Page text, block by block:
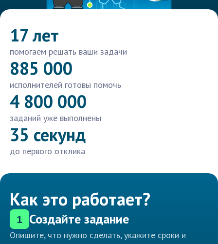
17 лет
помогаем решать ваши задачи
885 000
исполнителей готовы помочь
4 800 000
заданий уже выполнены
35 секунд
до первого отклика
Как это работает?
1 Создайте задание
Опишите, что нужно сделать, укажите сроки и